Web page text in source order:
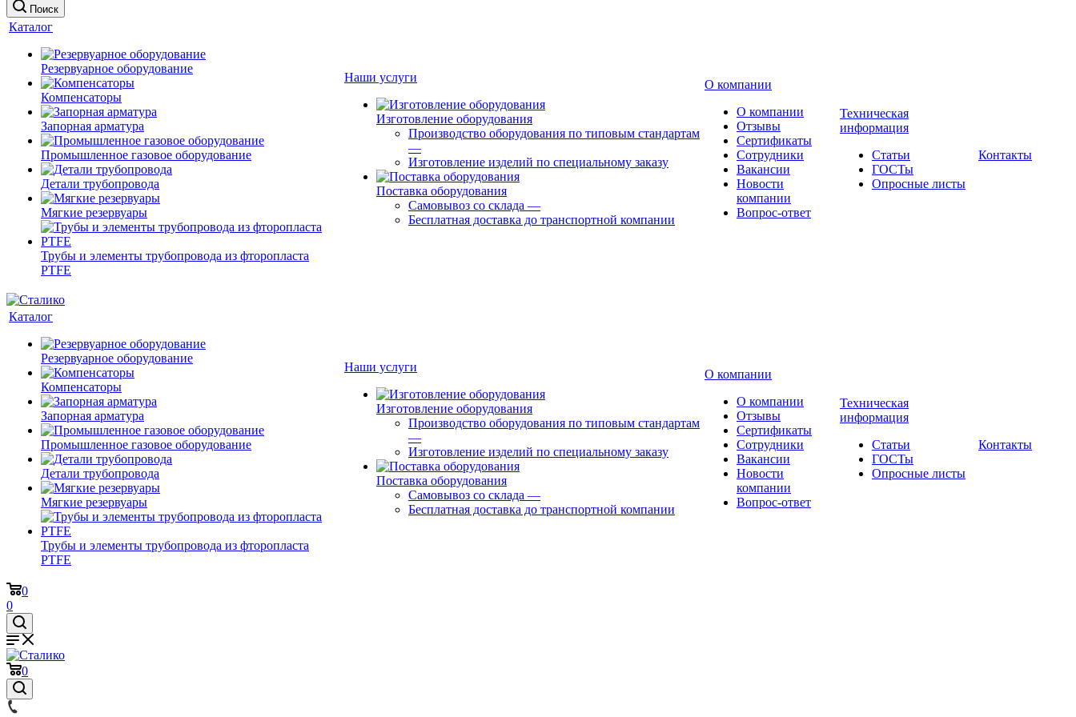
Поиск
Каталог
Резервуарное оборудование
Компенсаторы
Запорная арматура
Промышленное газовое оборудование
Детали трубопровода
Мягкие резервуары
Трубы и элементы трубопровода из фторопласта
PTFE
Наши услуги
Изготовление оборудования
Производство оборудования по типовым стандартам
—
Изготовление изделий по специальному заказу
Поставка оборудования
Самовывоз со склада —
Бесплатная доставка до транспортной компании
О компании
О компании
Отзывы
Сертификаты
Сотрудники
Вакансии
Новости
компании
Вопрос-ответ
Техническая
информация
Статьи
ГОСТы
Опросные листы
Контакты
Каталог
Резервуарное оборудование
Компенсаторы
Запорная арматура
Промышленное газовое оборудование
Детали трубопровода
Мягкие резервуары
Трубы и элементы трубопровода из фторопласта
PTFE
Наши услуги
Изготовление оборудования
Производство оборудования по типовым стандартам
—
Изготовление изделий по специальному заказу
Поставка оборудования
Самовывоз со склада —
Бесплатная доставка до транспортной компании
О компании
О компании
Отзывы
Сертификаты
Сотрудники
Вакансии
Новости
компании
Вопрос-ответ
Техническая
информация
Статьи
ГОСТы
Опросные листы
Контакты
0
0
0